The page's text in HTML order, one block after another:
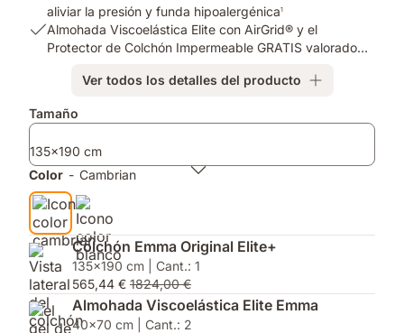
abatible
con
gran
y
sin
esfuerzo.
Colchón
Original
AirGrid
aliviar
la
presión
y
funda
hipoalergénica¹
aliviar la presión y funda hipoalergénica1
USP
Viscoelástica
con
y
el
Protector
de
Colchón
Impermeable
GRATIS
valorado
hasta
159,90€.
Almohada Viscoelástica Elite con AirGrid® y el
Protector de Colchón Impermeable GRATIS valorado
Ver todos los detalles del producto
Complementos
Tamaño
135x190 cm
Color - Cambrian
Colchón Emma Original Elite+
135x190 cm | Cant.: 1
565,44 € 1824,00 €
Almohada Viscoelástica Elite Emma
40x70 cm | Cant.: 2